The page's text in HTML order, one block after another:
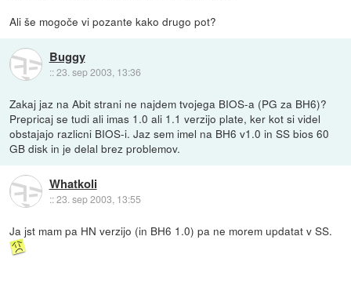
Ali še mogoče vi pozante kako drugo pot?
Buggy
::23. sep 2003, 13:36
Zakaj jaz na Abit strani ne najdem tvojega BIOS-a (PG za BH6)?
Prepricaj se tudi ali imas 1.0 ali 1.1 verzijo plate, ker kot si videl
obstajajo razlicni BIOS-i. Jaz sem imel na BH6 v1.0 in SS bios 60
GB disk in je delal brez problemov.
Whatkoli
::23. sep 2003, 13:55
Ja jst mam pa HN verzijo (in BH6 1.0) pa ne morem updatat v SS.